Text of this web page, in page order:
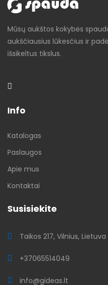
Mūsų aukštos kokybės
aukščiausius lūkesčius ir
išsikeltus tikslus.
Info
Katalogas
Paslaugos
Apie mus
Kontaktai
Susisiekite
Taikos 217, Vilnius, Lietuva
+37065514049
info@gideas.lt